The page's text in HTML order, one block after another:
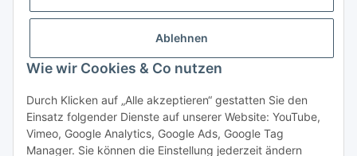
Ablehnen
Wie wir Cookies & Co nutzen
Durch Klicken auf „Alle akzeptieren“ gestatten Sie den
Einsatz folgender Dienste auf unserer Website: YouTube,
Vimeo, Google Analytics, Google Ads, Google Tag
Manager. Sie können die Einstellung jederzeit ändern
Kreditkarte
Banklastschrift
Rechnungskauf
Gesetzliche Informationen